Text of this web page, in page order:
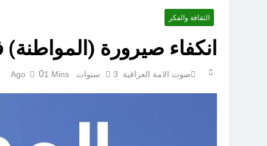
الثقافة والفكر
انكفاء صيرورة
صوت الامة العراقية 3 سنوات Ago 01 Mins